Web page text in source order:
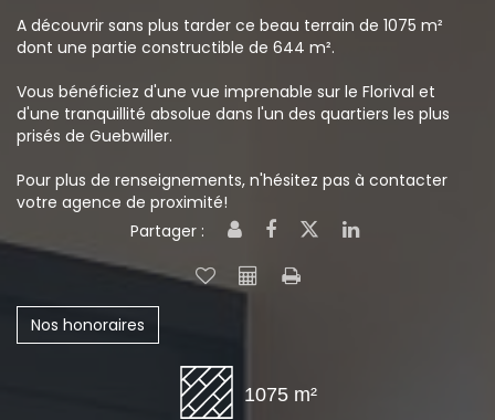
A découvrir sans plus tarder ce beau terrain de 1075 m²
dont une partie constructible de 644 m².
Vous bénéficiez d'une vue imprenable sur le Florival et
d'une tranquillité absolue dans l'un des quartiers les plus
prisés de Guebwiller.
Pour plus de renseignements, n'hésitez pas à contacter
votre agence de proximité!
Partager :
Nos honoraires
1075 m²